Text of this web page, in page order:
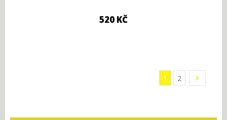
520 KČ
1 2